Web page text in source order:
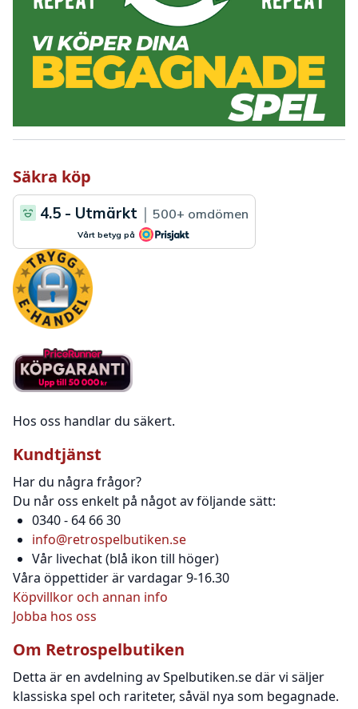
Säkra köp
Hos oss handlar du säkert.
Kundtjänst
Har du några frågor?
Du når oss enkelt på något av följande sätt:
0340 - 64 66 30
info@retrospelbutiken.se
Vår livechat (blå ikon till höger)
Våra öppettider är vardagar 9-16.30
Köpvillkor och annan info
Jobba hos oss
Om Retrospelbutiken
Detta är en avdelning av Spelbutiken.se där vi säljer
klassiska spel och rariteter, såväl nya som begagnade.